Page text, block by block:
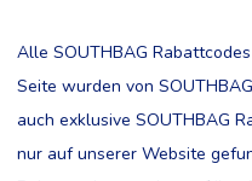
Alle SOUTHBAG
Seite wurden von
auch exklusive SOUTHBAG
nur auf unserer Website